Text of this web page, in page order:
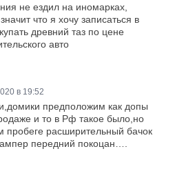
не ездил на иномарках,
что я хочу записаться в
древний таз по цене
авто
в 19:52
предположим как допы
и то в Рф такое было,но
пробеге расширительный бачок
передний покоцан….